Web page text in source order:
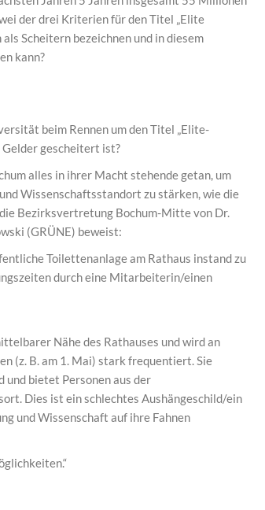
der drei Kriterien für den Titel „Elite
Scheitern bezeichnen und in diesem
kann?
beim Rennen um den Titel „Elite-
gescheitert ist?
alles in ihrer Macht stehende getan, um
Wissenschaftsstandort zu stärken, wie die
Bezirksvertretung Bochum-Mitte von Dr.
(GRÜNE) beweist:
Toilettenanlage am Rathaus instand zu
durch eine Mitarbeiterin/einen
Nähe des Rathauses und wird an
(z. B. am 1. Mai) stark frequentiert. Sie
und bietet Personen aus der
Dies ist ein schlechtes Aushängeschild/ein
und Wissenschaft auf ihre Fahnen